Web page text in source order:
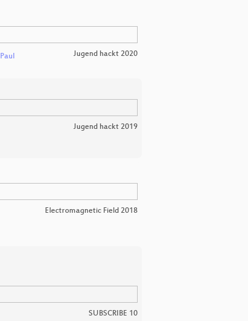
Paul Jugend hackt 2020
Jugend hackt 2019
Electromagnetic Field 2018
SUBSCRIBE 10